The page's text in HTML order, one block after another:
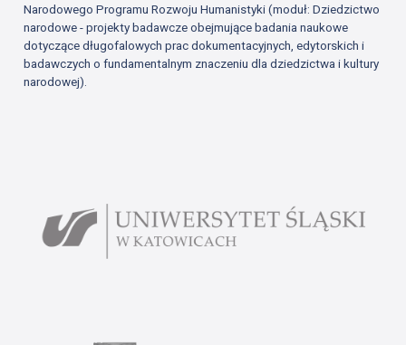
Narodowego Programu Rozwoju Humanistyki (moduł: Dziedzictwo
narodowe - projekty badawcze obejmujące badania naukowe
dotyczące długofalowych prac dokumentacyjnych, edytorskich i
badawczych o fundamentalnym znaczeniu dla dziedzictwa i kultury
narodowej).